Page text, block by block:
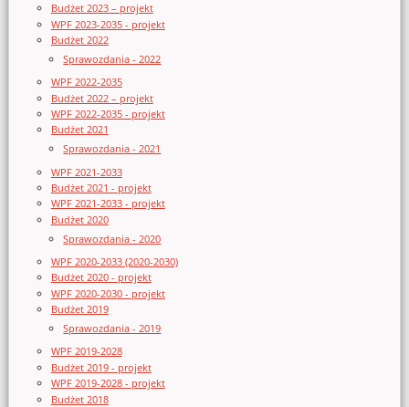
Budżet 2023 – projekt
WPF 2023-2035 - projekt
Budżet 2022
Sprawozdania - 2022
WPF 2022-2035
Budżet 2022 – projekt
WPF 2022-2035 - projekt
Budżet 2021
Sprawozdania - 2021
WPF 2021-2033
Budżet 2021 - projekt
WPF 2021-2033 - projekt
Budżet 2020
Sprawozdania - 2020
WPF 2020-2033 (2020-2030)
Budżet 2020 - projekt
WPF 2020-2030 - projekt
Budżet 2019
Sprawozdania - 2019
WPF 2019-2028
Budżet 2019 - projekt
WPF 2019-2028 - projekt
Budżet 2018